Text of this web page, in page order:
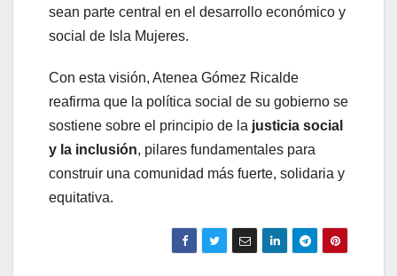
sean parte central en el desarrollo económico y
social de Isla Mujeres.
Con esta visión, Atenea Gómez Ricalde
reafirma que la política social de su gobierno se
sostiene sobre el principio de la justicia social
y la inclusión, pilares fundamentales para
construir una comunidad más fuerte, solidaria y
equitativa.